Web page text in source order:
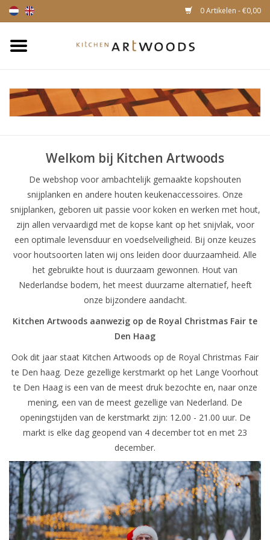
0 Artikelen - €0,00
Snijplanken
Magnetische houten
messenhouders
Welkom bij Kitchen Artwoods
De webshop voor ambachtelijk gemaakte kopshouten
snijplanken en andere houten keukenaccessoires. Onze
snijplanken, geboren uit passie voor koken en werken met hout,
zijn allen vervaardigd met de kopse kant op het snijvlak, voor
een optimale levensduur en voedselveiligheid. Bij onze keuzes
voor houtsoorten laten wij ons leiden door duurzaamheid. Alle
het gebruikte hout is duurzaam gewonnen. Hout van
Nederlandse bodem, het meest duurzame alternatief, heeft
onze bijzondere aandacht.
Kitchen Artwoods aanwezig op de Royal Christmas Fair te
Den Haag
Ook dit jaar staat Kitchen Artwoods op de Royal Christmas Fair
te Den haag. Deze gezellige kerstmarkt op het Lange Voorhout
te Den Haag is een van de meest druk bezochte en, naar onze
mening, een van de meest gezellige van Nederland. De
openingstijden van de kerstmarkt zijn: 12.00 - 21.00 uur. De
markt is elke dag geopend van 4 december tot en met 23
december.